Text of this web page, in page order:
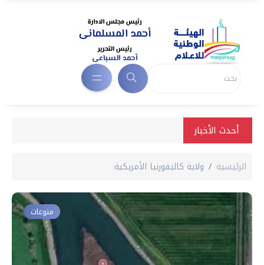
أحدث الأخبار
الرئيسية ولاية كاليفورنيا الأمريكية
منوعات